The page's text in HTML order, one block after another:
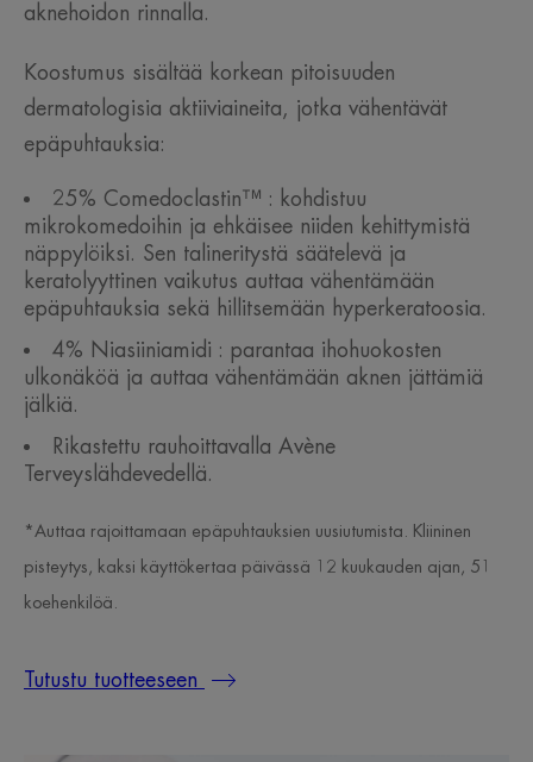
aknehoidon rinnalla.
Koostumus sisältää korkean pitoisuuden
dermatologisia aktiiviaineita, jotka vähentävät
epäpuhtauksia:
25% Comedoclastin™ : kohdistuu
mikrokomedoihin ja ehkäisee niiden kehittymistä
näppylöiksi. Sen talineritystä säätelevä ja
keratolyyttinen vaikutus auttaa vähentämään
epäpuhtauksia sekä hillitsemään hyperkeratoosia.
4% Niasiiniamidi : parantaa ihohuokosten
ulkonäköä ja auttaa vähentämään aknen jättämiä
jälkiä.
Rikastettu rauhoittavalla Avène
Terveyslähdevedellä.
*Auttaa rajoittamaan epäpuhtauksien uusiutumista. Kliininen
pisteytys, kaksi käyttökertaa päivässä 12 kuukauden ajan, 51
koehenkilöä.
Tutustu tuotteeseen